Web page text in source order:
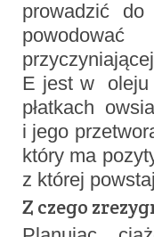
prowadzić
powodować
E jest w oleju
płatkach
i jego
który ma
z której
Z czego